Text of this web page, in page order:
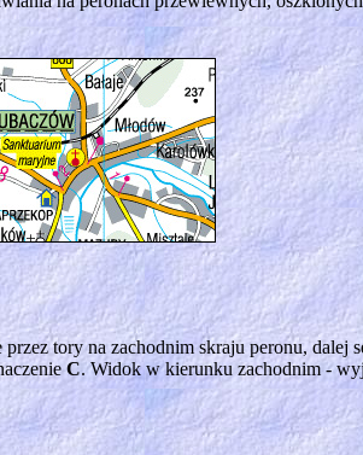
przez tory na zachodnim skraju peronu, dalej
C. Widok w kierunku zachodnim -